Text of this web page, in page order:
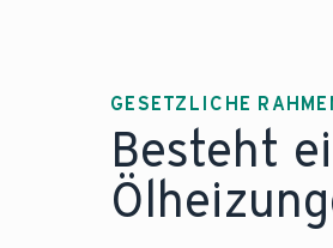
GESETZLICHE
Besteht